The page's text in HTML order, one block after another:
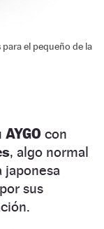
el pequeño de la
AYGO con
, algo normal
sus